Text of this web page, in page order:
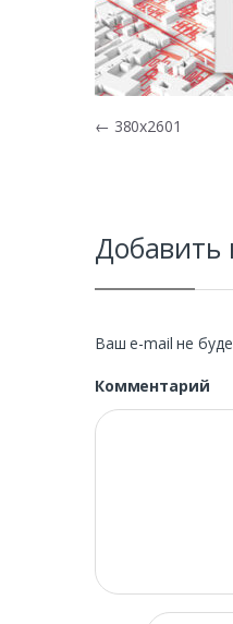
← 380х2601
Добавить
Ваш e-mail не
Комментарий